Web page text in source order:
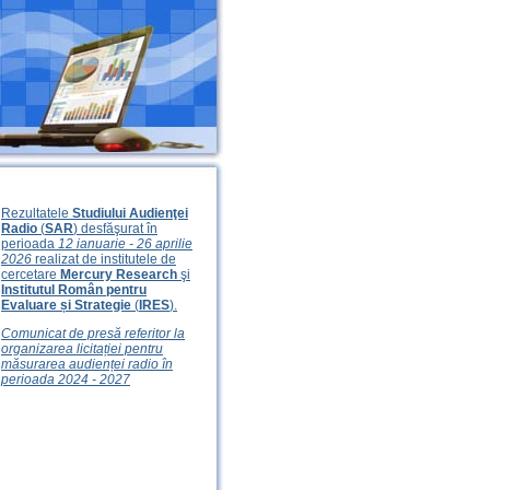
Rezultatele Studiului Audienţei
Radio (SAR) desfăşurat în
perioada 12 ianuarie - 26 aprilie
2026 realizat de institutele de
cercetare Mercury Research şi
Institutul Român pentru
Evaluare și Strategie ( IRES).
Comunicat de presă referitor la
organizarea licitației pentru
măsurarea audienței radio în
perioada 2024 - 2027